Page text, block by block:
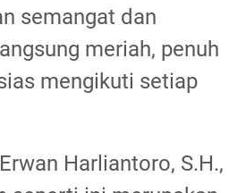
semangat dan
meriah, penuh
mengikuti setiap
Harliantoro, S.H.,